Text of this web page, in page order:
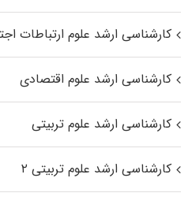
کارشناسی ارشد علوم ارتباطات
کارشناسی ارشد علوم اقتصادی
کارشناسی ارشد علوم تربیتی
کارشناسی ارشد علوم تربیتی ۲